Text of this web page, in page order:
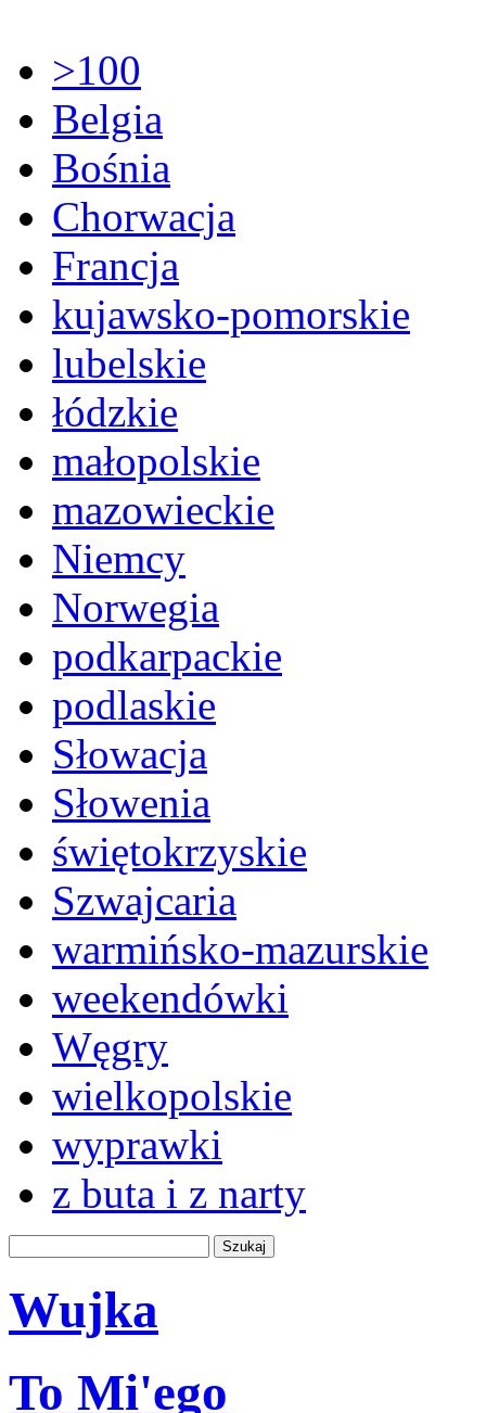
>100
Belgia
Bośnia
Chorwacja
Francja
kujawsko-pomorskie
lubelskie
łódzkie
małopolskie
mazowieckie
Niemcy
Norwegia
podkarpackie
podlaskie
Słowacja
Słowenia
świętokrzyskie
Szwajcaria
warmińsko-mazurskie
weekendówki
Węgry
wielkopolskie
wyprawki
z buta i z narty
Wujka
To Mi'ego